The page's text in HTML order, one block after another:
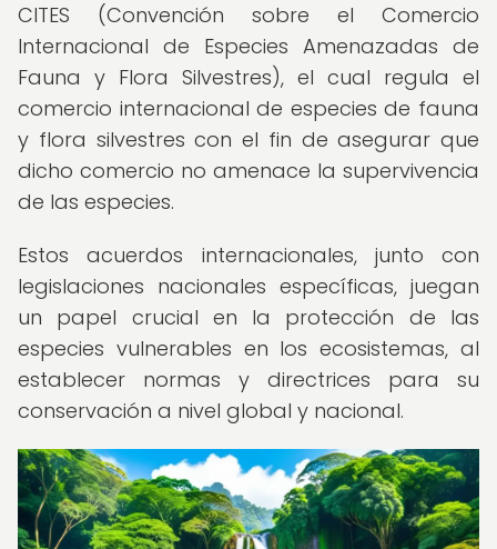
CITES (Convención sobre el Comercio
Internacional de Especies Amenazadas de
Fauna y Flora Silvestres), el cual regula el
comercio internacional de especies de fauna
y flora silvestres con el fin de asegurar que
dicho comercio no amenace la supervivencia
de las especies.
Estos acuerdos internacionales, junto con
legislaciones nacionales específicas, juegan
un papel crucial en la protección de las
especies vulnerables en los ecosistemas, al
establecer normas y directrices para su
conservación a nivel global y nacional.